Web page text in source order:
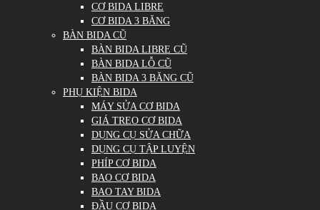
CƠ BIDA LIBRE
CƠ BIDA 3 BĂNG
BÀN BIDA CŨ
BÀN BIDA LIBRE CŨ
BÀN BIDA LỖ CŨ
BÀN BIDA 3 BĂNG CŨ
PHỤ KIỆN BIDA
MÁY SỬA CƠ BIDA
GIÁ TREO CƠ BIDA
DỤNG CỤ SỬA CHỮA
DỤNG CỤ TẬP LUYỆN
PHÍP CƠ BIDA
BAO CƠ BIDA
BAO TAY BIDA
ĐẦU CƠ BIDA